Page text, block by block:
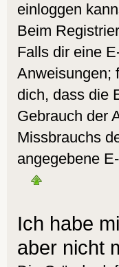
einloggen
Beim
Falls dir eine
Anweisungen;
dich, dass die
Gebrauch der
Missbrauchs
angegebene
Ich habe
aber nicht